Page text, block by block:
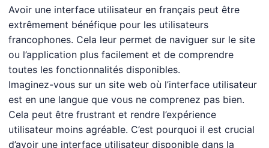
Avoir une interface utilisateur en français peut être
extrêmement bénéfique pour les utilisateurs
francophones. Cela leur permet de naviguer sur le site
ou l’application plus facilement et de comprendre
toutes les fonctionnalités disponibles.
Imaginez-vous sur un site web où l’interface utilisateur
est en une langue que vous ne comprenez pas bien.
Cela peut être frustrant et rendre l’expérience
utilisateur moins agréable. C’est pourquoi il est crucial
d’avoir une interface utilisateur disponible dans la